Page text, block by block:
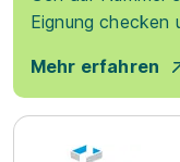
Eignung checken
Mehr erfahren